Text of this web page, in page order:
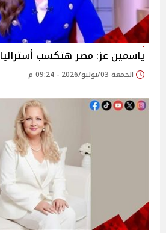
ياسمين عز: مصر هتكسب أستراليا 2-1
الجمعة 03/يوليو/2026 - 09:24 م